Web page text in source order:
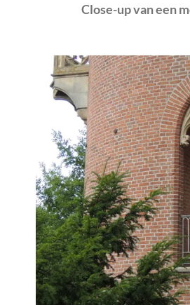
Close-up van een